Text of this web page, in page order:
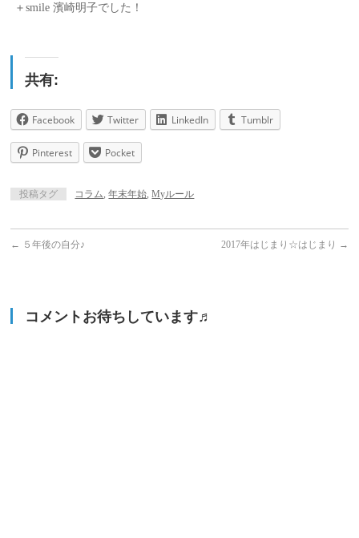
＋smile 濱崎明子でした！
共有:
Facebook Twitter LinkedIn Tumblr
Pinterest Pocket
投稿タグ コラム,年末年始,Myルール
← ５年後の自分♪ 2017年はじまり☆はじまり →
コメントお待ちしています♬